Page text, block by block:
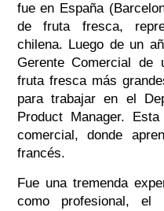
fue en España
de fruta fresca,
chilena. Luego de un
Gerente Comercial de
fruta fresca más
para trabajar en el
Product Manager.
comercial, donde
francés.
Fue una tremenda
como profesional,